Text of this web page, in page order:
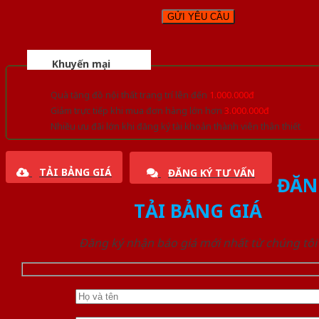
Khuyến mại
Quà tặng đồ nội thất trang trí lên đến 1.000.000đ
Giảm trực tiếp khi mua đơn hàng lớn hơn 3.000.000đ
Nhiều ưu đãi lớn khi đăng ký tài khoản thành viên thân thiết
TẢI BẢNG GIÁ ĐĂNG KÝ TƯ VẤN
TẢI BẢNG GIÁ
Đăng ký nhận báo giá mới nhất từ chúng tôi